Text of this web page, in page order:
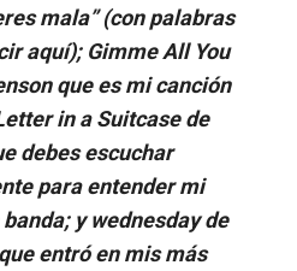
mala” (con palabras
aquí); Gimme All You
que es mi canción
in a Suitcase de
debes escuchar
para entender mi
y wednesday de
entró en mis más